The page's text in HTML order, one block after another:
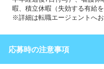
暇、積立休暇（失効する有給を
※詳細は転職エージェントへお
応募時の注意事項